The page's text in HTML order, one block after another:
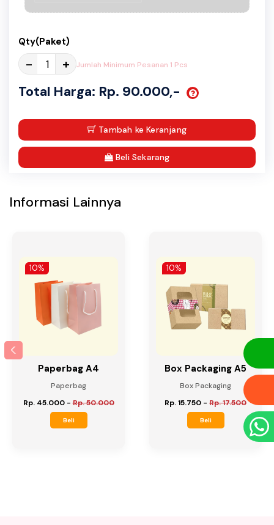
Qty(Paket)
- + Jumlah Minimum Pesanan 1 Pcs
Total Harga: Rp. 90.000,-
Tambah ke Keranjang
Beli Sekarang
Informasi Lainnya
10%
Paperbag A4
Paperbag
Rp. 45.000-Rp. 50.000
Beli
10%
Box Packaging A5
Box Packaging
Rp. 15.750 - Rp. 17.500
Beli